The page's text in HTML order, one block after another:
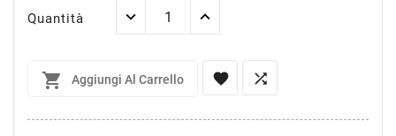
Quantità
 Aggiungi Al Carrello  